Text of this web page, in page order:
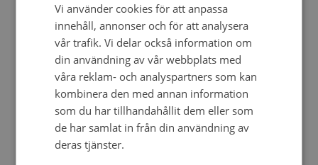
Pusselbitarna på plats
Nykter har aktivt deltagit i internationella
forskningsprojekt. Under de senaste tio åren har
stora internationella konsortier producerat
enorma mängder information om förändringar i
cancerceller; de har kartlagt bitarna av ett pussel
Vi använder cookies för att anpassa
innehåll, annonser och för att analysera
vår trafik. Vi delar också information om
din användning av vår webbplats med
våra reklam- och analyspartners som kan
kombinera den med annan information
som du har tillhandahållit dem eller som
de har samlat in från din användning av
deras tjänster.